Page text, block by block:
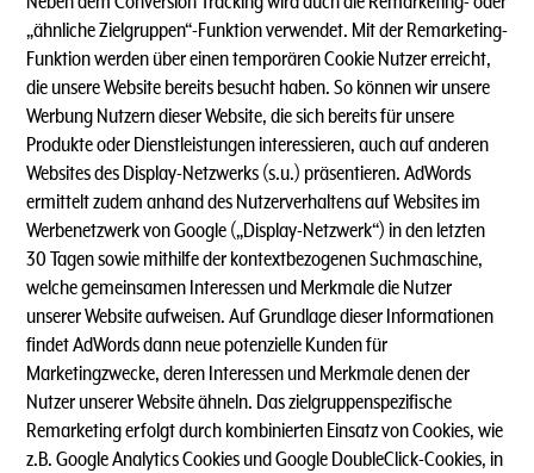
„ähnliche Zielgruppen“-Funktion verwendet. Mit der Remarketing-
Funktion werden über einen temporären Cookie Nutzer erreicht,
die unsere Website bereits besucht haben. So können wir unsere
Werbung Nutzern dieser Website, die sich bereits für unsere
Produkte oder Dienstleistungen interessieren, auch auf anderen
Websites des Display-Netzwerks (s.u.) präsentieren. AdWords
ermittelt zudem anhand des Nutzerverhaltens auf Websites im
Werbenetzwerk von Google („Display-Netzwerk“) in den letzten
30 Tagen sowie mithilfe der kontextbezogenen Suchmaschine,
welche gemeinsamen Interessen und Merkmale die Nutzer
unserer Website aufweisen. Auf Grundlage dieser Informationen
findet AdWords dann neue potenzielle Kunden für
Marketingzwecke, deren Interessen und Merkmale denen der
Nutzer unserer Website ähneln. Das zielgruppenspezifische
Remarketing erfolgt durch kombinierten Einsatz von Cookies, wie
z.B. Google Analytics Cookies und Google DoubleClick-Cookies, in